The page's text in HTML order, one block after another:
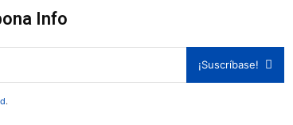
Info
¡Suscríbase!
.